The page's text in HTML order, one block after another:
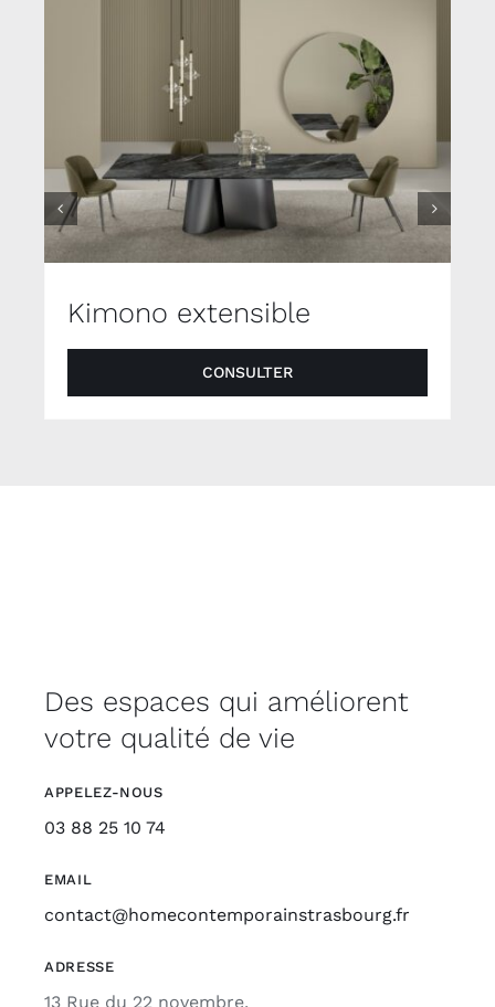
Kimono extensible
CONSULTER
Des espaces qui améliorent
votre qualité de vie
APPELEZ-NOUS
03 88 25 10 74
EMAIL
contact@homecontemporainstrasbourg.fr
ADRESSE
13 Rue du 22 novembre,